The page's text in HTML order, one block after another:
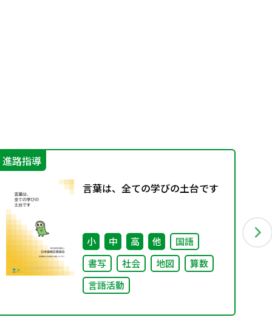
進路指導
言葉は、全ての学びの土台です
小 中 高 他
国語
書写
社会 地図
算数
言語活動